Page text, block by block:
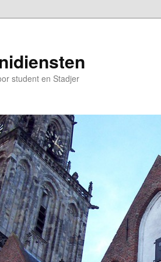
student en Stadjer